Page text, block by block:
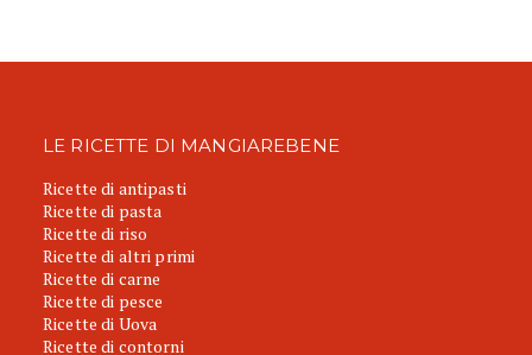
LE RICETTE DI MANGIAREBENE
Ricette di antipasti
Ricette di pasta
Ricette di riso
Ricette di altri primi
Ricette di carne
Ricette di pesce
Ricette di Uova
Ricette di contorni